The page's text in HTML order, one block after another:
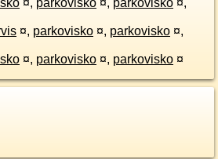
¤, parkovisko ¤, parkovisko ¤,
¤, parkovisko ¤, parkovisko ¤,
¤, parkovisko ¤, parkovisko ¤